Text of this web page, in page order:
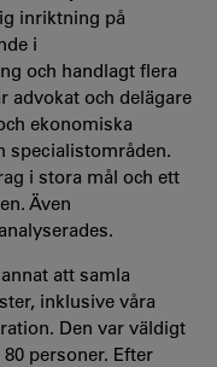
inriktning på
i
och handlagt flera
advokat och delägare
ekonomiska
specialistområden.
i stora mål och ett
Även
att samla
inklusive våra
Den var väldigt
personer. Efter